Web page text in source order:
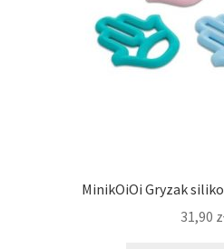
MinikOiOi Gryzak
31,90